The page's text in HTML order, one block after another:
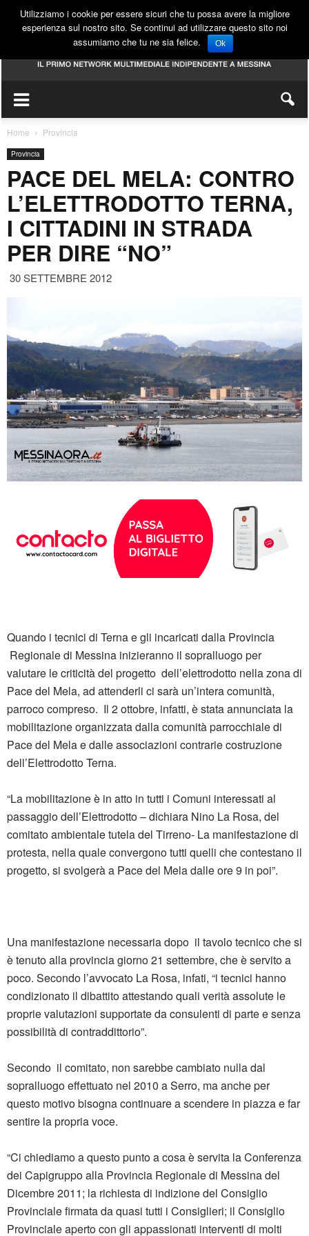
Home Provincia
Provincia
PACE DEL MELA: CONTRO
L’ELETTRODOTTO TERNA,
I CITTADINI IN STRADA
PER DIRE “NO”
30 SETTEMBRE 2012
Quando i tecnici di Terna e gli incaricati dalla Provincia
Regionale di Messina inizieranno il sopralluogo per
valutare le criticità del progetto dell’elettrodotto nella zona di
Pace del Mela, ad attenderli ci sarà un’intera comunità,
parroco compreso. Il 2 ottobre, infatti, è stata annunciata la
mobilitazione organizzata dalla comunità parrocchiale di
Pace del Mela e dalle associazioni contrarie costruzione
dell’Elettrodotto Terna.
“La mobilitazione è in atto in tutti i Comuni interessati al
passaggio dell’Elettrodotto – dichiara Nino La Rosa, del
comitato ambientale tutela del Tirreno- La manifestazione di
protesta, nella quale convergono tutti quelli che contestano il
progetto, si svolgerà a Pace del Mela dalle ore 9 in poi”.
Una manifestazione necessaria dopo il tavolo tecnico che si
è tenuto alla provincia giorno 21 settembre, che è servito a
poco. Secondo l’avvocato La Rosa, infati, “i tecnici hanno
condizionato il dibattito attestando quali verità assolute le
proprie valutazioni supportate da consulenti di parte e senza
possibilità di contraddittorio”.
Secondo il comitato, non sarebbe cambiato nulla dal
sopralluogo effettuato nel 2010 a Serro, ma anche per
questo motivo bisogna continuare a scendere in piazza e far
sentire la propria voce.
“Ci chiediamo a questo punto a cosa è servita la Conferenza
dei Capigruppo alla Provincia Regionale di Messina del
Dicembre 2011; la richiesta di indizione del Consiglio
Provinciale firmata da quasi tutti i Consiglieri; il Consiglio
Provinciale aperto con gli appassionati interventi di molti
Utilizziamo i cookie per essere sicuri che tu possa avere la migliore
esperienza sul nostro sito. Se continui ad utilizzare questo sito noi
assumiamo che tu ne sia felice.
Ok